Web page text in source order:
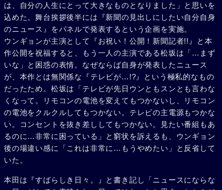
は、自分の人生にとって大きなものとなりました」と思いを
込めた。舞台挨拶後半には『新聞の見出しにしたい自分自身
のニュース』をパネルで発表するという企画を実施。
ウンギョンが主演として『お祝い！公開！新聞記者!!』と本
作公開を祝福すると、もう一人の主演である松坂は「…まず
いな」と困惑の表情。なぜならば自身が発表したニュース
が、本作とは無関係な『テレビが…!?』という極私的なもの
だったため。松坂は「テレビが先日ウンともスンとも言わな
くなって。リモコンの電池を変えてもつかないし、リモコン
の電池をクルクルしてもつかない。テレビの主電源もつかな
い。コンセントを抜き差ししてもつかない。見たい番組もあ
るのに…非常に困っている」と窮状を訴えるも、ウンギョン
後の場違い感に「これは非常に…もうやめたい」と反省して
いた。
本田は『すばらしき日々。』と書き記し「ニュースにならな